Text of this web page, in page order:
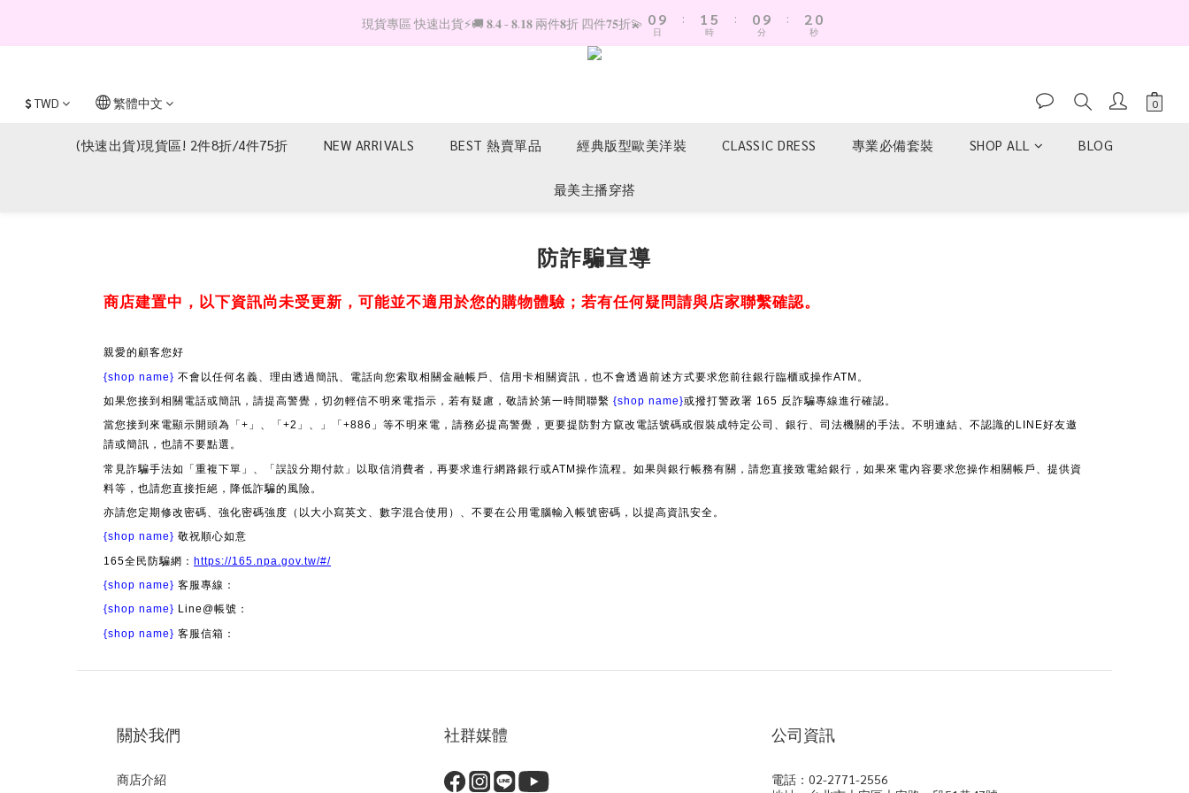
現貨專區 快速出貨⚡️🚚 𝟖.𝟒 - 𝟖.𝟏𝟖 兩件𝟖折 四件𝟕𝟓折💫 09
8
3
2
日
:
1
0
5
4
時
:
09
8
2
分
:
2
1
0
3
2
秒
$TWD 繁體中文
(快速出貨)現貨區! 2件8折/4件75折 NEW ARRIVALS BEST 熱賣單品 經典版型歐美洋裝 CLASSIC DRESS 專業必備套裝 SHOP ALL BLOG
最美主播穿搭
防詐騙宣導
商店建置中，以下資訊尚未受更新，可能並不適用於您的購物體驗；若有任何疑問請與店家聯繫確認。
親愛的顧客您好
{shop name} 不會以任何名義、理由透過簡訊、電話向您索取相關金融帳戶、信用卡相關資訊，也不會透過前述方式要求您前往銀行臨櫃或操作ATM。
如果您接到相關電話或簡訊，請提高警覺，切勿輕信不明來電指示，若有疑慮，敬請於第一時間聯繫 {shop name}或撥打警政署 165 反詐騙專線進行確認。
當您接到來電顯示開頭為「+」、「+2」、」「+886」等不明來電，請務必提高警覺，更要提防對方竄改電話號碼或假裝成特定公司、銀行、司法機關的手法。不明連結、不認識的LINE好友邀
請或簡訊，也請不要點選。
常見詐騙手法如「重複下單」、「誤設分期付款」以取信消費者，再要求進行網路銀行或ATM操作流程。如果與銀行帳務有關，請您直接致電給銀行，如果來電內容要求您操作相關帳戶、提供資
料等，也請您直接拒絕，降低詐騙的風險。
亦請您定期修改密碼、強化密碼強度（以大小寫英文、數字混合使用）、不要在公用電腦輸入帳號密碼，以提高資訊安全。
{shop name} 敬祝順心如意
165全民防騙網： https://165.npa.gov.tw/#/
{shop name} 客服專線：
{shop name} Line@帳號：
{shop name} 客服信箱：
關於我們
商店介紹
社群媒體 公司資訊
電話：02-2771-2556